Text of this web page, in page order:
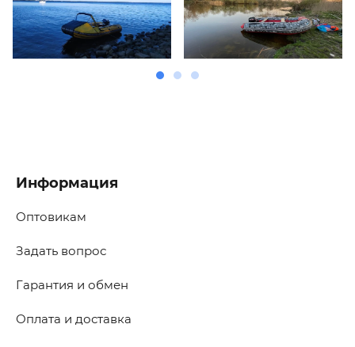
Информация
Оптовикам
Задать вопрос
Гарантия и обмен
Оплата и доставка